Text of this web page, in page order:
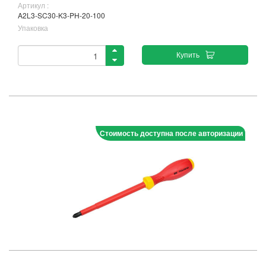
Артикул :
A2L3-SC30-K3-PH-20-100
Упаковка
Купить
Стоимость доступна после авторизации